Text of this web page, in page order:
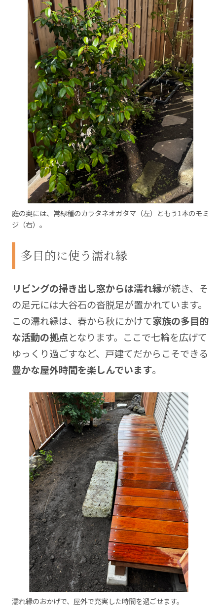
庭の奥には、常緑種のカラタネオガタマ（左）ともう1本のモミ
ジ（右）。
多目的に使う濡れ縁
リビングの掃き出し窓からは濡れ縁が続き、そ
の足元には大谷石の沓脱足が置かれています。
この濡れ縁は、春から秋にかけて家族の多目的
な活動の拠点となります。ここで七輪を広げて
ゆっくり過ごすなど、戸建てだからこそできる
豊かな屋外時間を楽しんでいます。
濡れ縁のおかげで、屋外で充実した時間を過ごせます。